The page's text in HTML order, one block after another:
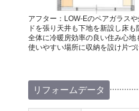
アフター：LOW-Eのペアガラス
ドを張り天井も下地を新設し床
全体に冷暖房効率の良い住み心地
使いやすい場所に収納を設け片づ
リフォームデータ